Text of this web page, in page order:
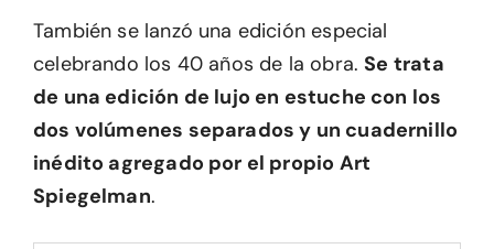
También se lanzó una edición especial
celebrando los 40 años de la obra.Se trata
de una edición de lujo en estuche con los
dos volúmenes separados y un cuadernillo
inédito agregado por el propio Art
Spiegelman.